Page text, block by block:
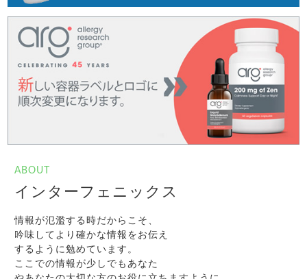
ABOUT
インターフェニックス
情報が氾濫する時だからこそ、
吟味してより確かな情報をお伝え
するように勉めています。
ここでの情報が少しでもあなた